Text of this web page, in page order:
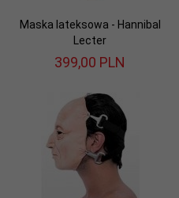
Maska lateksowa - Hannibal
Lecter
399,00 PLN